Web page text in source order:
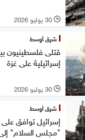
l 30 يوليو 2026
شرق أوسط
قتلى فلسطينيون
إسرائيلية على غزة
l 30 يوليو 2026
شرق أوسط
إسرائيل توافق
"مجلس السلام"